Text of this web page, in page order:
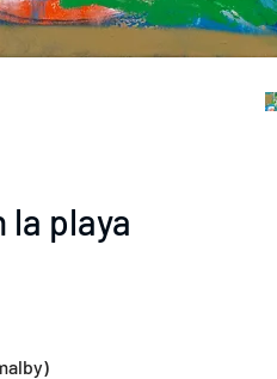
la playa